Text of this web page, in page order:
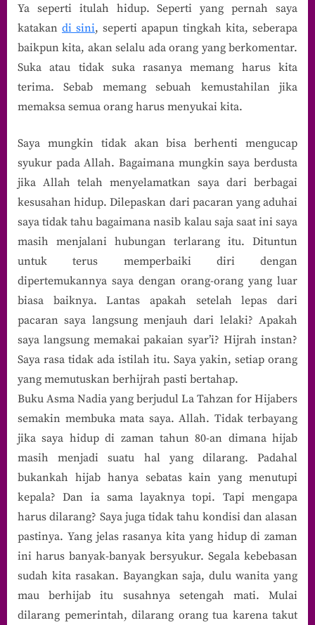
Ya seperti itulah hidup. Seperti yang pernah saya
katakan di sini, seperti apapun tingkah kita, seberapa
baikpun kita, akan selalu ada orang yang berkomentar.
Suka atau tidak suka rasanya memang harus kita
terima. Sebab memang sebuah kemustahilan jika
memaksa semua orang harus menyukai kita.
Saya mungkin tidak akan bisa berhenti mengucap
syukur pada Allah. Bagaimana mungkin saya berdusta
jika Allah telah menyelamatkan saya dari berbagai
kesusahan hidup. Dilepaskan dari pacaran yang aduhai
saya tidak tahu bagaimana nasib kalau saja saat ini saya
masih menjalani hubungan terlarang itu. Dituntun
untuk terus memperbaiki diri dengan
dipertemukannya saya dengan orang-orang yang luar
biasa baiknya. Lantas apakah setelah lepas dari
pacaran saya langsung menjauh dari lelaki? Apakah
saya langsung memakai pakaian syar’i? Hijrah instan?
Saya rasa tidak ada istilah itu. Saya yakin, setiap orang
yang memutuskan berhijrah pasti bertahap.
Buku Asma Nadia yang berjudul La Tahzan for Hijabers
semakin membuka mata saya. Allah. Tidak terbayang
jika saya hidup di zaman tahun 80-an dimana hijab
masih menjadi suatu hal yang dilarang. Padahal
bukankah hijab hanya sebatas kain yang menutupi
kepala? Dan ia sama layaknya topi. Tapi mengapa
harus dilarang? Saya juga tidak tahu kondisi dan alasan
pastinya. Yang jelas rasanya kita yang hidup di zaman
ini harus banyak-banyak bersyukur. Segala kebebasan
sudah kita rasakan. Bayangkan saja, dulu wanita yang
mau berhijab itu susahnya setengah mati. Mulai
dilarang pemerintah, dilarang orang tua karena takut